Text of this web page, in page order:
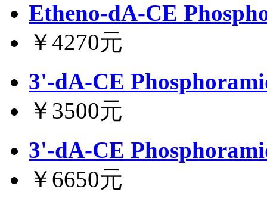
Etheno-dA-CE
￥4270元
3'-dA-CE
￥3500元
3'-dA-CE
￥6650元